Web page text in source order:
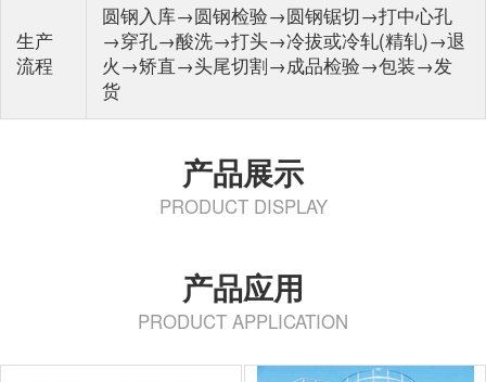
生产
流程
圆钢入库→圆钢检验→圆钢锯切→打中心孔
→穿孔→酸洗→打头→冷拔或冷轧(精轧)→退
火→矫直→头尾切割→成品检验→包装→发
货
产品展示
PRODUCT DISPLAY
产品应用
PRODUCT APPLICATION